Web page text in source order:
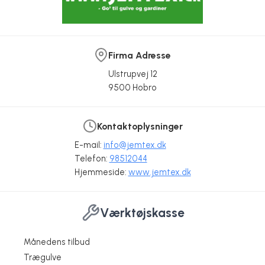
Firma Adresse
Ulstrupvej 12
9500 Hobro
Kontaktoplysninger
E-mail: info@jemtex.dk
Telefon: 98512044
Hjemmeside: www.jemtex.dk
Værktøjskasse
Månedens tilbud
Trægulve